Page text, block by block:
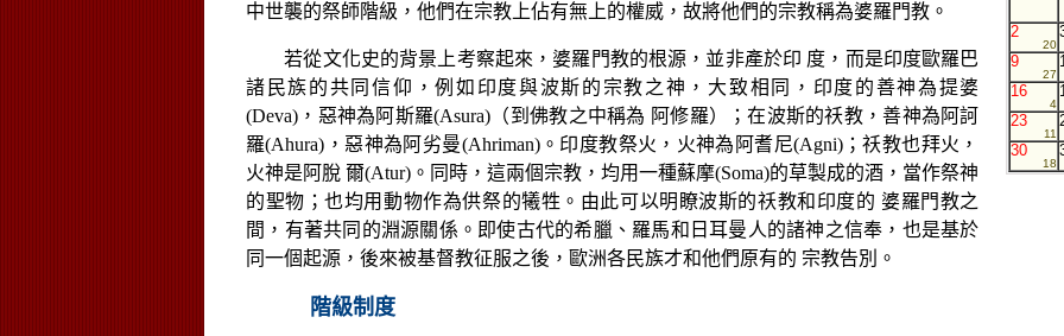
中世襲的祭師階級，他們在宗教上佔有無上的權威，故將他們的宗教稱為婆羅門教。
若從文化史的背景上考察起來，婆羅門教的根源，並非產於印 度，而是印度歐羅巴
諸民族的共同信仰，例如印度與波斯的宗教之神，大致相同，印度的善神為提婆
(Deva) ，惡神為阿斯羅(Asura) （到佛教之中稱為 阿修羅）；在波斯的祅教，善神為阿訶
羅(Ahura) ，惡神為阿劣曼(Ahriman)。印度教祭火，火神為阿耆尼(Agni) ；祅教也拜火，
火神是阿脫 爾(Atur) 。同時，這兩個宗教，均用一種蘇摩(Soma)的草製成的酒，當作祭神
的聖物；也均用動物作為供祭的犧牲。由此可以明瞭波斯的祅教和印度的 婆羅門教之
間，有著共同的淵源關係。即使古代的希臘、羅馬和日耳曼人的諸神之信奉，也是基於
同一個起源，後來被基督教征服之後，歐洲各民族才和他們原有的 宗教告別。
階級制度
2
20
9
27
16
4
23
11
30
18